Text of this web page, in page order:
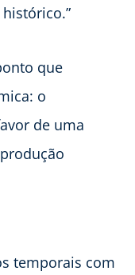
que
o
de uma
temporais com